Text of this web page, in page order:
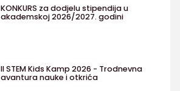
KONKURS za dodjelu stipendija u
akademskoj 2026/2027. godini
II STEM Kids Kamp 2026 - Trodnevna
avantura nauke i otkrića